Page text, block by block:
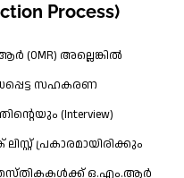
Process)
അല്ലെങ്കിൽ
സഹകരണ
(Interview)
പ്രകാരമായിരിക്കും
തസ്തികകൾക്ക് ഒ.എം.ആർ